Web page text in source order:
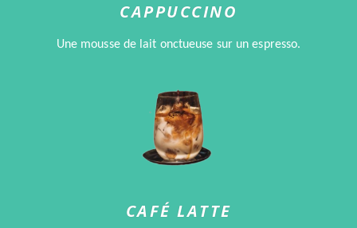
CAPPUCCINO
Une mousse de lait onctueuse sur un espresso.
CAFÉ LATTE